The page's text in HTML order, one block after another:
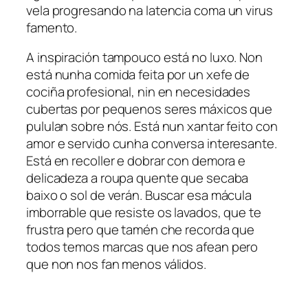
vela progresando na latencia coma un virus
famento.
A inspiración tampouco está no luxo. Non
está nunha comida feita por un xefe de
cociña profesional, nin en necesidades
cubertas por pequenos seres máxicos que
pululan sobre nós. Está nun xantar feito con
amor e servido cunha conversa interesante.
Está en recoller e dobrar con demora e
delicadeza a roupa quente que secaba
baixo o sol de verán. Buscar esa mácula
imborrable que resiste os lavados, que te
frustra pero que tamén che recorda que
todos temos marcas que nos afean pero
que non nos fan menos válidos.